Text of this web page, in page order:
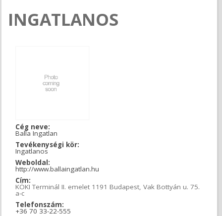
INGATLANOS
Cég neve:
Balla Ingatlan
Tevékenységi kör:
Ingatlanos
Weboldal:
http://www.ballaingatlan.hu
Cím:
KÖKI Terminál II. emelet 1191 Budapest, Vak Bottyán u. 75.
a-c
Telefonszám:
+36 70 33-22-555